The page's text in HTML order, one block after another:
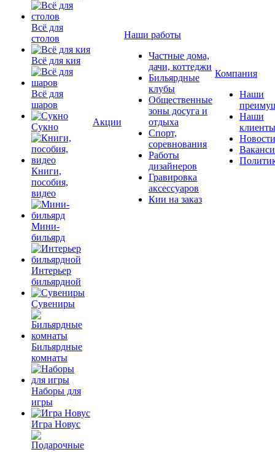
Всё для
столов
Всё для кия
Всё для
шаров
Сукно
Книги,
пособия,
видео
Мини-
бильярд
Интерьер
бильярдной
Сувениры
Бильярдные
комнаты
Наборы для
игры
Игра Новус
Акции
Наши работы
Частные дома,
дачи, коттеджи
Бильярдные
клубы
Общественные
зоны досуга и
отдыха
Спорт,
соревнования
Работы
дизайнеров
Гравировка
аксессуаров
Кии на заказ
Компания
Наши
Наши
клиенты
Новости